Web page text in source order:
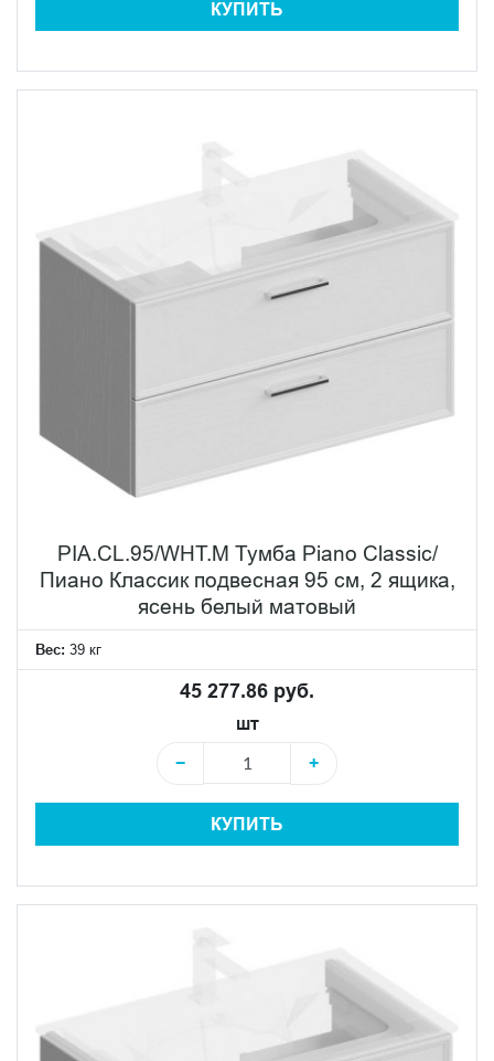
КУПИТЬ
PIA.CL.95/WHT.M Тумба Piano Classic/
Пиано Классик подвесная 95 см, 2 ящика,
ясень белый матовый
Вес: 39 кг
45 277.86 руб.
шт
−
+
КУПИТЬ